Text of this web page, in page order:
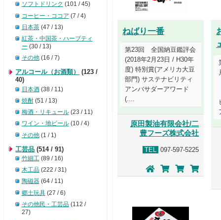
ねばり一番
第23回 全国納豆鑑評会
(2018年2月23日 / H30年
度) 特別賞(アメリカ大豆
部門) サステナビリティ
アンバサダーアワード
(....
原田製油有限会社/二
豊フーズ株式会社
TEL 097-597-5225
ソフトドリンク (101 / 45)
コーヒー・ココア (7 / 4)
日本茶(47 / 13)
紅茶・中国茶・ハーブティ
ー (30 / 13)
その他(16 / 7)
アルコール（お酒類）
(123 /
40)
日本酒(38 / 11)
焼酎(51 / 13)
梅酒・リキュール(23 / 11)
ワイン・地ビール(10 / 4)
その他(1 / 1)
工芸品 (514 / 91)
竹細工(89 / 16)
木工品(222 / 31)
陶磁器(64 / 11)
郷土玩具(27 / 6)
その他民・工芸品(112 /
27)